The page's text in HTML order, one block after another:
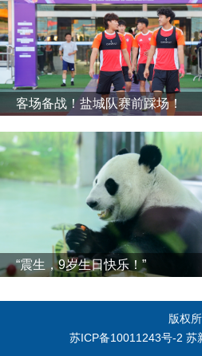
客场备战！盐城队赛前踩场！
“震生，9岁生日快乐！”
版权
苏ICP备10011243号-2 苏